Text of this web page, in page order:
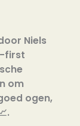
Niels
first
om
ogen,